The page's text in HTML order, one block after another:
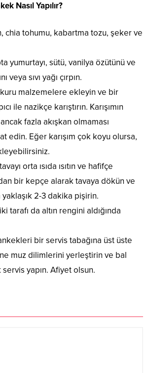
Nasıl Yapılır?
chia tohumu, kabartma tozu, şeker ve
yumurtayı, sütü, vanilya özütünü ve
veya sıvı yağı çırpın.
kuru malzemelere ekleyin ve bir
ile nazikçe karıştırın. Karışımın
fazla akışkan olmaması
edin. Eğer karışım çok koyu olursa,
orta ısıda ısıtın ve hafifçe
bir kepçe alarak tavaya dökün ve
yaklaşık 2-3 dakika pişirin.
tarafı da altın rengini aldığında
bir servis tabağına üst üste
muz dilimlerini yerleştirin ve bal
yapın. Afiyet olsun.